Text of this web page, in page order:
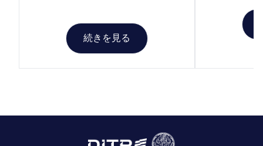
続きを見る